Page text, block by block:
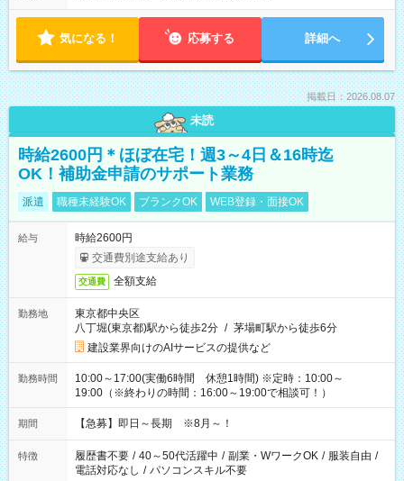
気になる！ 応募する 詳細へ
掲載日：2026.08.07
未読
時給2600円＊ほぼ在宅！週3～4日＆16時迄
OK！補助金申請のサポート業務
派遣 職種未経験OK ブランクOK WEB登録・面接OK
給与
時給2600円
交通費別途支給あり
交通費 全額支給
勤務地
東京都中央区
八丁堀(東京都)駅から徒歩2分 / 茅場町駅から徒歩6分
建設業界向けのAIサービスの提供など
勤務時間
10:00～17:00(実働6時間 休憩1時間) ※定時：10:00～
19:00（※終わりの時間：16:00～19:00で相談可！）
期間 【急募】即日～長期 ※8月～！
特徴 履歴書不要 / 40～50代活躍中 / 副業・WワークOK / 服装自由 /
電話対応なし / パソコンスキル不要